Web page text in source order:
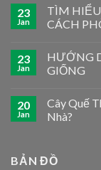
23
Jan
TÌM HIỂU
CÁCH
23
Jan
HƯỚNG
GIỐNG
20
Jan
Cây Quế
Nhà?
BẢN ĐỒ